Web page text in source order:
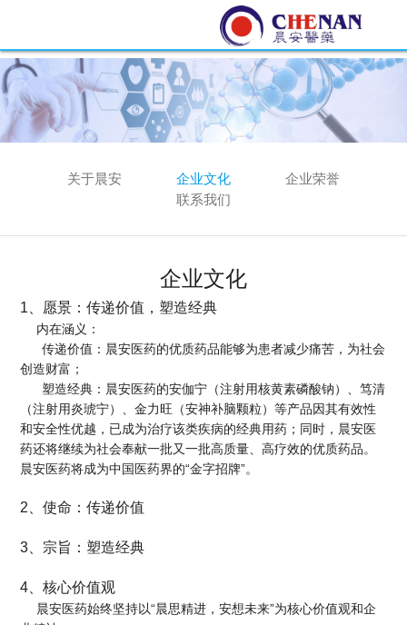
关于晨安 企业文化
企业荣誉
联系我们
企业文化
1、愿景：传递价值，塑造经典
内在涵义：
传递价值：晨安医药的优质药品能够为患者减少痛苦，为社会
创造财富；
塑造经典：晨安医药的安伽宁（注射用核黄素磷酸钠）、笃清
（注射用炎琥宁）、金力旺（安神补脑颗粒）等产品因其有效性
和安全性优越，已成为治疗该类疾病的经典用药；同时，晨安医
药还将继续为社会奉献一批又一批高质量、高疗效的优质药品。
晨安医药将成为中国医药界的“金字招牌”。
2、使命：传递价值
3、宗旨：塑造经典
4、核心价值观
晨安医药始终坚持以“晨思精进，安想未来”为核心价值观和企